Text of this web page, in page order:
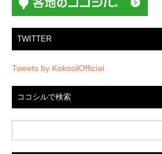
TWITTER
Tweets by KokosilOfficial
ココシルで検索